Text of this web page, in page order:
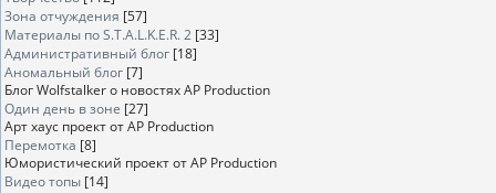
Зона отчуждения [57]
Материалы по S.T.A.L.K.E.R. 2 [33]
Административный блог [18]
Аномальный блог [7]
Блог Wolfstalker о новостях AP Production
Один день в зоне [27]
Арт хаус проект от AP Production
Перемотка [8]
Юмористический проект от AP Production
Видео топы [14]